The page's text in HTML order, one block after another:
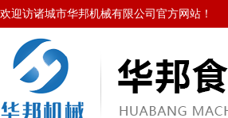
欢迎访诸城市华邦机械有限公司官方网站！